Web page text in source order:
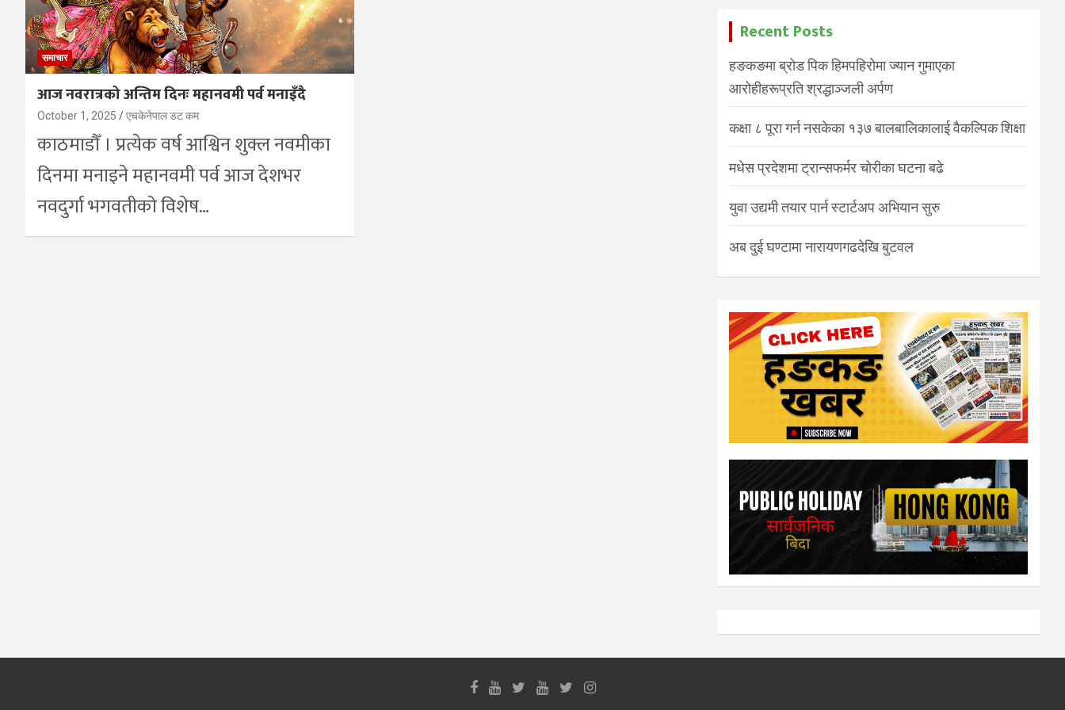
समाचार
आज नवरात्रको अन्तिम दिनः महानवमी पर्व मनाइँदै
October 1, 2025 एचकेनेपाल डट कम
काठमाडौँ । प्रत्येक वर्ष आश्विन शुक्ल नवमीका
दिनमा मनाइने महानवमी पर्व आज देशभर
नवदुर्गा भगवतीको विशेष…
Recent Posts
हङकङमा ब्रोड पिक हिमपहिरोमा ज्यान गुमाएका
आरोहीहरूप्रति श्रद्धाञ्जली अर्पण
कक्षा ८ पूरा गर्न नसकेका १३७ बालबालिकालाई वैकल्पिक शिक्षा
मधेस प्रदेशमा ट्रान्सफर्मर चोरीका घटना बढे
युवा उद्यमी तयार पार्न स्टार्टअप अभियान सुरु
अब दुई घण्टामा नारायणगढदेखि बुटवल